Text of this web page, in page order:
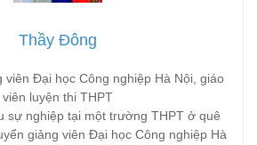
Thầy Đông
viên Đại học Công nghiệp Hà Nội, giáo
viên luyện thi THPT
sự nghiệp tại một trường THPT ở quê
giảng viên Đại học Công nghiệp Hà